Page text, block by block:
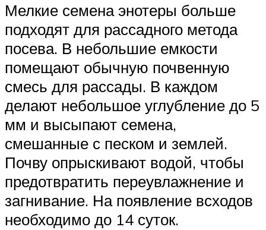
Мелкие семена энотеры больше
подходят для рассадного метода
посева. В небольшие емкости
помещают обычную почвенную
смесь для рассады. В каждом
делают небольшое углубление до 5
мм и высыпают семена,
смешанные с песком и землей.
Почву опрыскивают водой, чтобы
предотвратить переувлажнение и
загнивание. На появление всходов
необходимо до 14 суток.